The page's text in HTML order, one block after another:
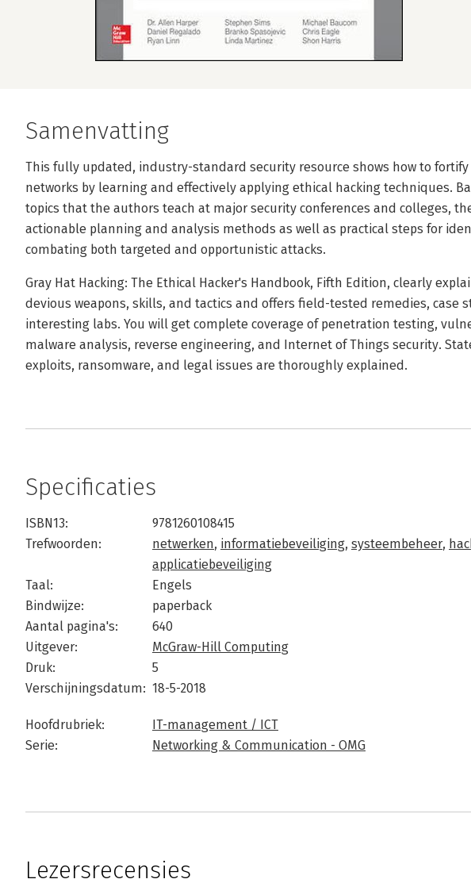
Samenvatting
This fully updated, industry-standard security resource shows how to
networks by learning and effectively applying ethical hacking techniques.
topics that the authors teach at major security conferences and colleges,
actionable planning and analysis methods as well as practical steps for
combating both targeted and opportunistic attacks.
Gray Hat Hacking: The Ethical Hacker's Handbook, Fifth Edition, clearly
devious weapons, skills, and tactics and offers field-tested remedies, case
interesting labs. You will get complete coverage of penetration testing,
malware analysis, reverse engineering, and Internet of Things security.
exploits, ransomware, and legal issues are thoroughly explained.
Specificaties
ISBN13:
9781260108415
Trefwoorden:
netwerken, informatiebeveiliging, systeembeheer,
applicatiebeveiliging
Taal:
Engels
Bindwijze:
paperback
Aantal pagina's:
640
Uitgever:
McGraw-Hill Computing
Druk:
5
Verschijningsdatum: 18-5-2018
Hoofdrubriek:
IT-management / ICT
Serie:
Networking & Communication - OMG
Lezersrecensies